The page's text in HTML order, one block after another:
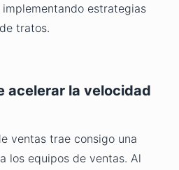
estrategias
tratos.
acelerar la velocidad
ventas trae consigo una
los equipos de ventas. Al